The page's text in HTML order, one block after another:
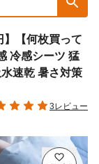
】【何枚買って
冷感シーツ 猛
速乾 暑さ対策
3レビュー